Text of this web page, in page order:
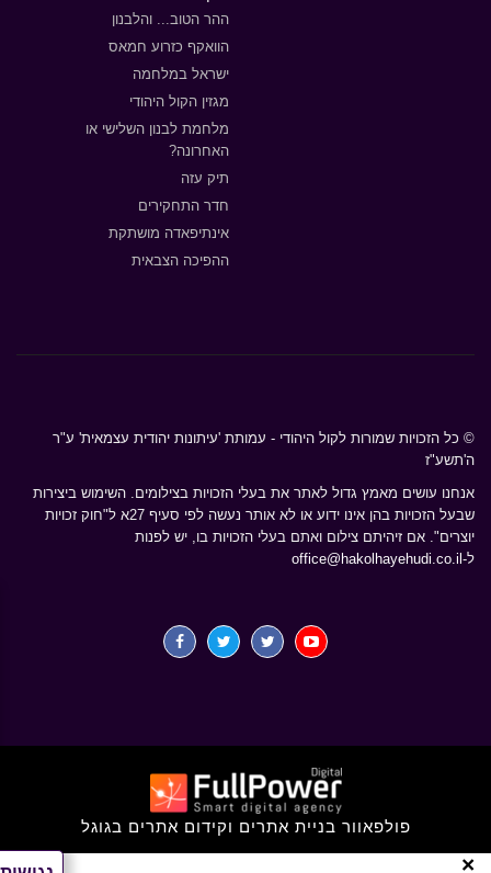
×
ההר הטוב... והלבנון
הוואקף כזרוע חמאס
ישראל במלחמה
מגזין הקול היהודי
מלחמת לבנון השלישי או
האחרונה?
תיק עזה
חדר התחקירים
אינתיפאדה מושתקת
ההפיכה הצבאית
© כל הזכויות שמורות לקול היהודי - עמותת 'עיתונות יהודית עצמאית' ע"ר
ה'תשע"ז
אנחנו עושים מאמץ גדול לאתר את בעלי הזכויות בצילומים. השימוש ביצירות
שבעל הזכויות בהן אינו ידוע או לא אותר נעשה לפי סעיף 27א ל"חוק זכויות
יוצרים". אם זיהיתם צילום ואתם בעלי הזכויות בו, יש לפנות
ל- office@hakolhayehudi.co.il
פולפאוור בניית אתרים וקידום אתרים בגוגל